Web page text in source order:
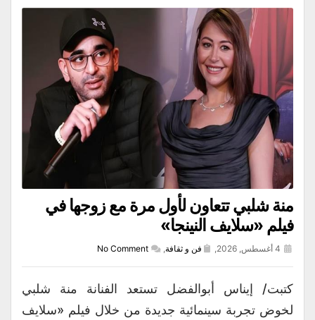
منة شلبي تتعاون لأول مرة مع زوجها في
فيلم «سلايف النينجا»
فن و ثقافة No Comment
كتبت/ إيناس أبوالفضل تستعد الفنانة منة شلبي
لخوض تجربة سينمائية جديدة من خلال فيلم «سلايف